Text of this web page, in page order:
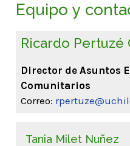
Equipo y
Ricardo Pertuzé
Director de Asuntos
Comunitarios
Correo:
Tania Milet Nuñez